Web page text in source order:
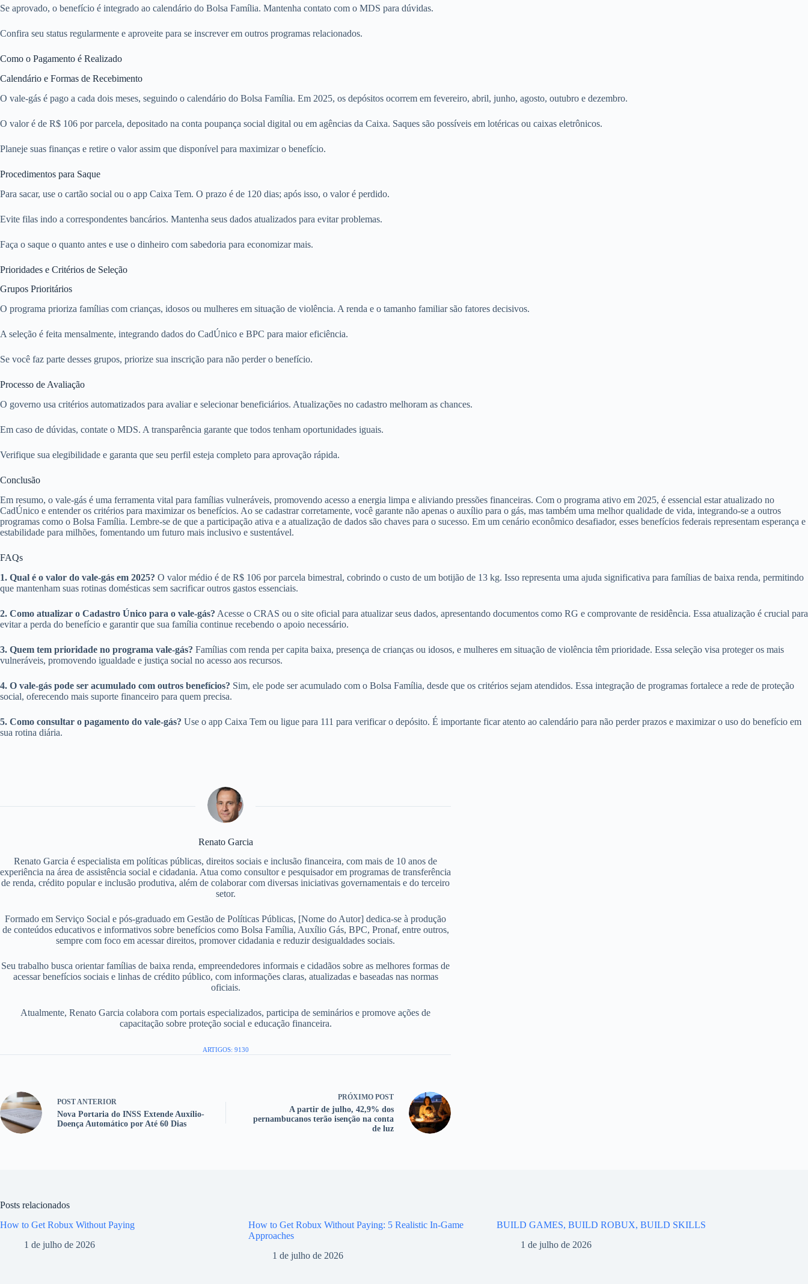
Se aprovado, o benefício é integrado ao calendário do Bolsa Família. Mantenha contato com o MDS para dúvidas.
Confira seu status regularmente e aproveite para se inscrever em outros programas relacionados.
Como o Pagamento é Realizado
Calendário e Formas de Recebimento
O vale-gás é pago a cada dois meses, seguindo o calendário do Bolsa Família. Em 2025, os depósitos ocorrem em fevereiro, abril, junho, agosto, outubro e dezembro.
O valor é de R$ 106 por parcela, depositado na conta poupança social digital ou em agências da Caixa. Saques são possíveis em lotéricas ou caixas eletrônicos.
Planeje suas finanças e retire o valor assim que disponível para maximizar o benefício.
Procedimentos para Saque
Para sacar, use o cartão social ou o app Caixa Tem. O prazo é de 120 dias; após isso, o valor é perdido.
Evite filas indo a correspondentes bancários. Mantenha seus dados atualizados para evitar problemas.
Faça o saque o quanto antes e use o dinheiro com sabedoria para economizar mais.
Prioridades e Critérios de Seleção
Grupos Prioritários
O programa prioriza famílias com crianças, idosos ou mulheres em situação de violência. A renda e o tamanho familiar são fatores decisivos.
A seleção é feita mensalmente, integrando dados do CadÚnico e BPC para maior eficiência.
Se você faz parte desses grupos, priorize sua inscrição para não perder o benefício.
Processo de Avaliação
O governo usa critérios automatizados para avaliar e selecionar beneficiários. Atualizações no cadastro melhoram as chances.
Em caso de dúvidas, contate o MDS. A transparência garante que todos tenham oportunidades iguais.
Verifique sua elegibilidade e garanta que seu perfil esteja completo para aprovação rápida.
Conclusão
Em resumo, o vale-gás é uma ferramenta vital para famílias vulneráveis, promovendo acesso a energia limpa e aliviando pressões financeiras. Com o programa ativo em 2025, é essencial estar atualizado no
CadÚnico e entender os critérios para maximizar os benefícios. Ao se cadastrar corretamente, você garante não apenas o auxílio para o gás, mas também uma melhor qualidade de vida, integrando-se a outros
programas como o Bolsa Família. Lembre-se de que a participação ativa e a atualização de dados são chaves para o sucesso. Em um cenário econômico desafiador, esses benefícios federais representam esperança e
estabilidade para milhões, fomentando um futuro mais inclusivo e sustentável.
FAQs
1. Qual é o valor do vale-gás em 2025? O valor médio é de R$ 106 por parcela bimestral, cobrindo o custo de um botijão de 13 kg. Isso representa uma ajuda significativa para famílias de baixa renda, permitindo
que mantenham suas rotinas domésticas sem sacrificar outros gastos essenciais.
2. Como atualizar o Cadastro Único para o vale-gás? Acesse o CRAS ou o site oficial para atualizar seus dados, apresentando documentos como RG e comprovante de residência. Essa atualização é crucial para
evitar a perda do benefício e garantir que sua família continue recebendo o apoio necessário.
3. Quem tem prioridade no programa vale-gás? Famílias com renda per capita baixa, presença de crianças ou idosos, e mulheres em situação de violência têm prioridade. Essa seleção visa proteger os mais
vulneráveis, promovendo igualdade e justiça social no acesso aos recursos.
4. O vale-gás pode ser acumulado com outros benefícios? Sim, ele pode ser acumulado com o Bolsa Família, desde que os critérios sejam atendidos. Essa integração de programas fortalece a rede de proteção
social, oferecendo mais suporte financeiro para quem precisa.
5. Como consultar o pagamento do vale-gás? Use o app Caixa Tem ou ligue para 111 para verificar o depósito. É importante ficar atento ao calendário para não perder prazos e maximizar o uso do benefício em
sua rotina diária.
Renato Garcia
Renato Garcia é especialista em políticas públicas, direitos sociais e inclusão financeira, com mais de 10 anos de
experiência na área de assistência social e cidadania. Atua como consultor e pesquisador em programas de transferência
de renda, crédito popular e inclusão produtiva, além de colaborar com diversas iniciativas governamentais e do terceiro
setor.
Formado em Serviço Social e pós-graduado em Gestão de Políticas Públicas, [Nome do Autor] dedica-se à produção
de conteúdos educativos e informativos sobre benefícios como Bolsa Família, Auxílio Gás, BPC, Pronaf, entre outros,
sempre com foco em acessar direitos, promover cidadania e reduzir desigualdades sociais.
Seu trabalho busca orientar famílias de baixa renda, empreendedores informais e cidadãos sobre as melhores formas de
acessar benefícios sociais e linhas de crédito público, com informações claras, atualizadas e baseadas nas normas
oficiais.
Atualmente, Renato Garcia colabora com portais especializados, participa de seminários e promove ações de
capacitação sobre proteção social e educação financeira.
ARTIGOS: 9130
POSTANTERIOR
Nova Portaria do INSS Extende Auxílio-
Doença Automático por Até 60 Dias
PRÓXIMO POST
A partir de julho, 42,9% dos
pernambucanos terão isenção na conta
de luz
Posts relacionados
How to Get Robux Without Paying
1 de julho de 2026
How to Get Robux Without Paying: 5 Realistic In-Game
Approaches
1 de julho de 2026
BUILD GAMES, BUILD ROBUX, BUILD SKILLS
1 de julho de 2026